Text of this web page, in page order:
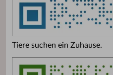
Tiere suchen ein Zuhause.